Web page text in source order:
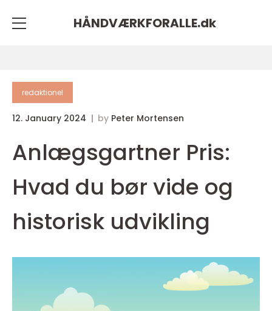
HÅNDVÆRKFORALLE.dk
redaktionel
12. January 2024 by Peter Mortensen
Anlægsgartner Pris:
Hvad du bør vide og
historisk udvikling